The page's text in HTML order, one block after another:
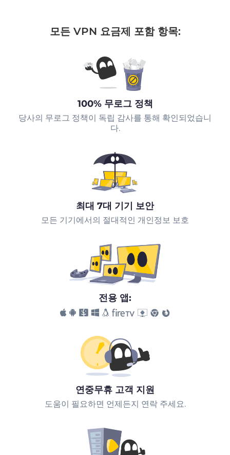
모든 VPN 요금제 포함 항목:
100% 무로그 정책
당사의 무로그 정책이 독립 감사를 통해 확인되었습니
다.
최대 7대 기기 보안
모든 기기에서의 절대적인 개인정보 보호
전용 앱:
연중무휴 고객 지원
도움이 필요하면 언제든지 연락 주세요.